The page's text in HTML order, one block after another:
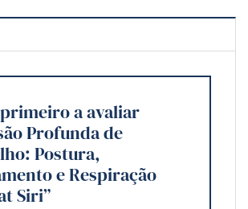
primeiro a avaliar
Profunda de
Postura,
e Respiração
Siri”